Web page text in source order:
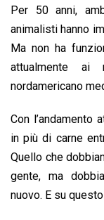
Per 50 anni,
animalisti hanno
Ma non ha
attualmente ai
nordamericano
Con l’andamento
in più di carne
Quello che
gente, ma
nuovo. E su